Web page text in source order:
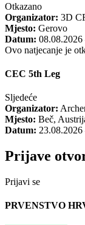
Otkazano
Organizator: 3D
Mjesto: Gerovo
Datum:
Ovo natjecanje je
CEC 5th Leg
Sljedeće
Organizator:
Mjesto: Beč,
Datum:
Prijave
Prijavi se
PRVENSTVO